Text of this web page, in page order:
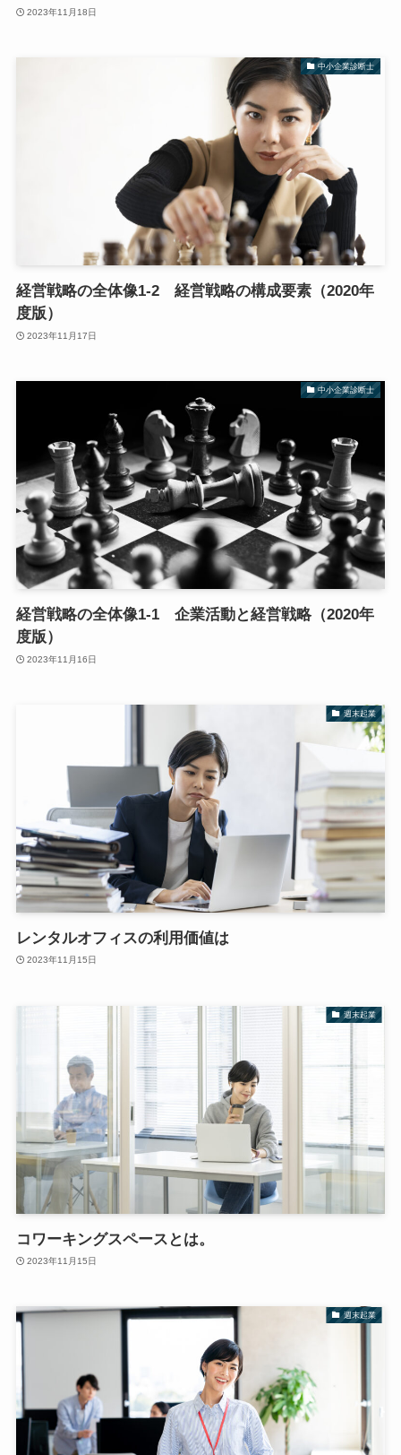
2023年11月18日
中小企業診断士
経営戦略の全体像1-2 経営戦略の構成要素（2020年
度版）
2023年11月17日
中小企業診断士
経営戦略の全体像1-1 企業活動と経営戦略（2020年
度版）
2023年11月16日
週末起業
レンタルオフィスの利用価値は
2023年11月15日
週末起業
コワーキングスペースとは。
2023年11月15日
週末起業